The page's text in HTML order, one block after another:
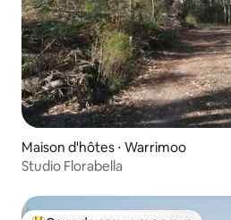
Maison d'hôtes ⋅ Warrimoo
Studio Florabella